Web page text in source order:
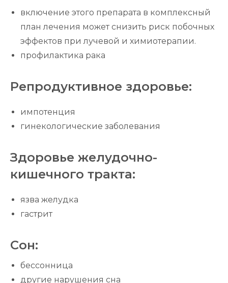
включение этого препарата в комплексный
план лечения может снизить риск побочных
эффектов при лучевой и химиотерапии.
профилактика рака
Репродуктивное здоровье:
импотенция
гинекологические заболевания
Здоровье желудочно-
кишечного тракта:
язва желудка
гастрит
Сон:
бессонница
другие нарушения сна